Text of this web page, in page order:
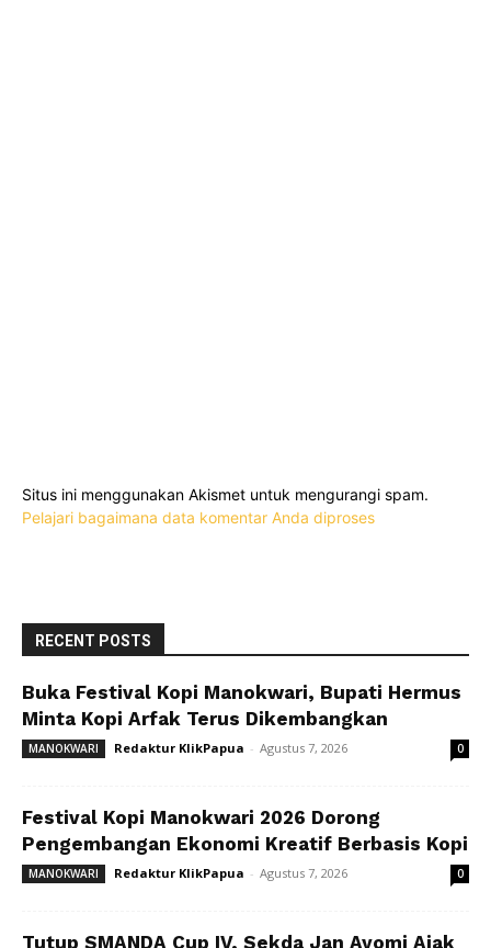
Situs ini menggunakan Akismet untuk mengurangi spam.
Pelajari bagaimana data komentar Anda diproses
RECENT POSTS
Buka Festival Kopi Manokwari, Bupati Hermus
Minta Kopi Arfak Terus Dikembangkan
MANOKWARI Redaktur KlikPapua - Agustus 7, 2026 0
Festival Kopi Manokwari 2026 Dorong
Pengembangan Ekonomi Kreatif Berbasis Kopi
MANOKWARI Redaktur KlikPapua - Agustus 7, 2026 0
Tutup SMANDA Cup IV, Sekda Jan Ayomi Ajak